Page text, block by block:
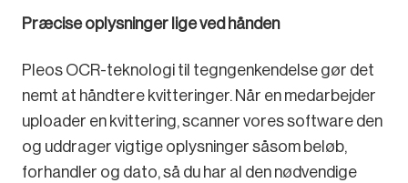
Præcise oplysninger lige ved hånden
Pleos OCR-teknologi til tegngenkendelse gør det
nemt at håndtere kvitteringer. Når en medarbejder
uploader en kvittering, scanner vores software den
og uddrager vigtige oplysninger såsom beløb,
forhandler og dato, så du har al den nødvendige